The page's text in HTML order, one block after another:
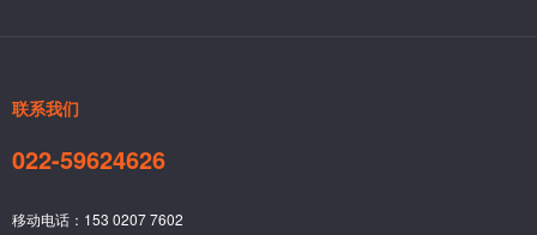
联系我们
022-59624626
移动电话：153 0207 7602